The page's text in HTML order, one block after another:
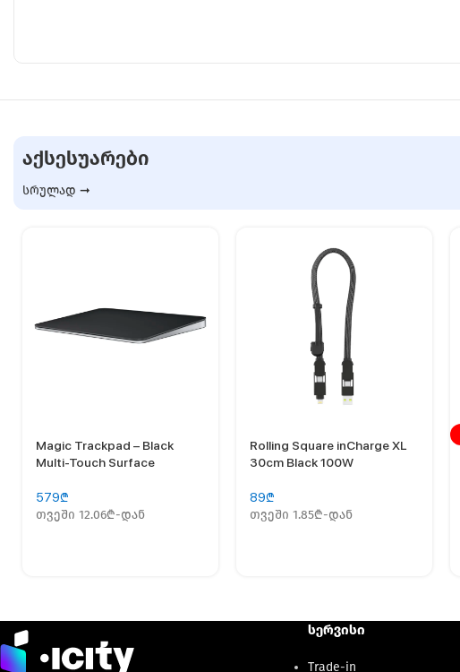
ᲐᲥᲡᲔᲡᲣᲐᲠᲔᲑᲘ
სრულად ➞
Magic Trackpad – Black
Multi-Touch Surface
579₾
თვეში 12.06₾-დან
Rolling Square inCharge XL
30cm Black 100W
89₾
თვეში 1.85₾-დან
სერვისი
Trade-in